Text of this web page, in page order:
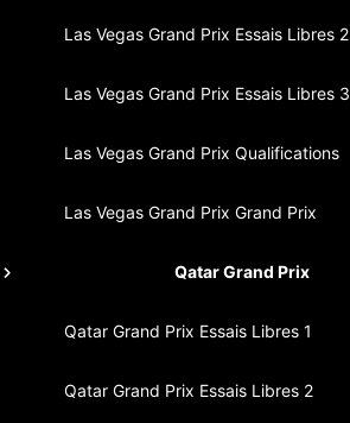
Las Vegas Grand Prix Essais Libres 2
Las Vegas Grand Prix Essais Libres 3
Las Vegas Grand Prix Qualifications
Las Vegas Grand Prix Grand Prix
Qatar Grand Prix
Qatar Grand Prix Essais Libres 1
Qatar Grand Prix Essais Libres 2